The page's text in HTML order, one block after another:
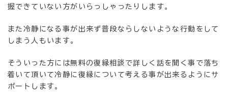
握できていない方がいらっしゃったりします。
また冷静になる事が出来ず普段ならしないような行動をして
しまう人もいます。
そういった方には無料の復縁相談で詳しく話を聞く事で落ち
着いて頂いて冷静に復縁について考える事が出来るようにサ
ポートします。